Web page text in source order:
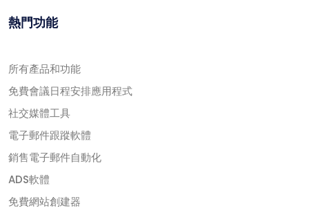
熱門功能
所有產品和功能
免費會議日程安排應用程式
社交媒體工具
電子郵件跟蹤軟體
銷售電子郵件自動化
ADS軟體
免費網站創建器